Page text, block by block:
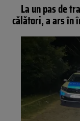
La un pas de
călători, a ars în